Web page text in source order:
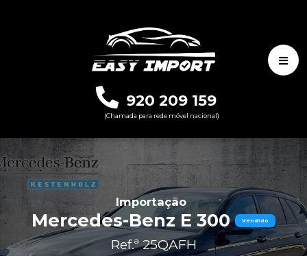
920 209 159
(Chamada para rede móvel nacional)
Importação
Mercedes-Benz E 300 Vendido
Ref.ª 25QAFH